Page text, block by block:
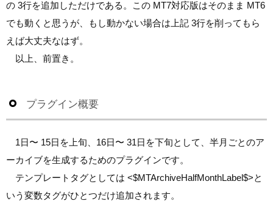
の 3行を追加しただけである。この MT7対応版はそのまま MT6
でも動くと思うが、もし動かない場合は上記 3行を削ってもら
えば大丈夫なはず。
以上、前置き。
プラグイン概要
1日〜 15日を上旬、16日〜 31日を下旬として、半月ごとのア
ーカイブを生成するためのプラグインです。
テンプレートタグとしては <$MTArchiveHalfMonthLabel$>と
いう変数タグがひとつだけ追加されます。